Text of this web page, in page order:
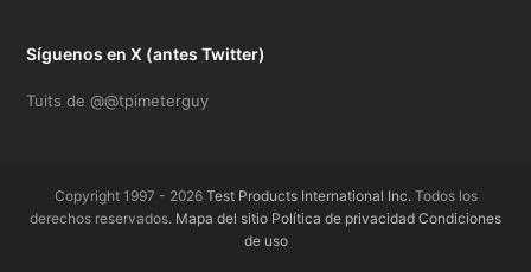
Síguenos en X (antes Twitter)
Tuits de @@tpimeterguy
Copyright 1997 - 2026 Test Products International Inc. Todos los
derechos reservados. Mapa del sitio Política de privacidad Condiciones
de uso